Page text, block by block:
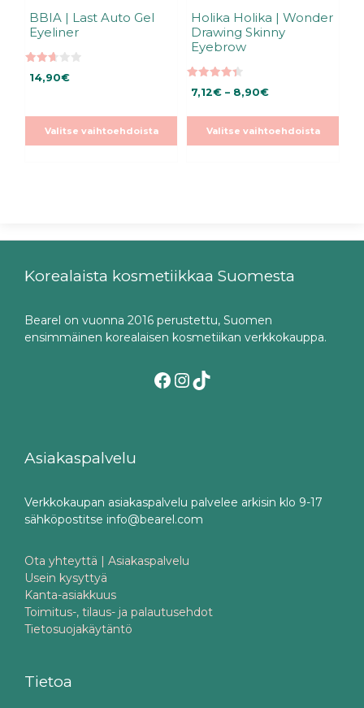
BBIA | Last Auto Gel
Eyeliner
2.67
5:stä
14,90€
Valitse vaihtoehdoista
Holika Holika | Wonder
Drawing Skinny
Eyebrow
4.38
5:stä
7,12€ – 8,90€Hintaluokka:
8,90€
Valitse vaihtoehdoista
Korealaista kosmetiikkaa Suomesta
Bearel on vuonna 2016 perustettu, Suomen
ensimmäinen korealaisen kosmetiikan verkkokauppa.
Facebook
Instagram
TikTok
Asiakaspalvelu
Verkkokaupan asiakaspalvelu palvelee arkisin klo 9-17
sähköpostitse info@bearel.com
Ota yhteyttä | Asiakaspalvelu
Usein kysyttyä
Kanta-asiakkuus
Toimitus-, tilaus- ja palautusehdot
Tietosuojakäytäntö
Tietoa